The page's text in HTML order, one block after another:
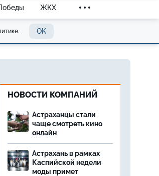
ЖКХ
OK
НОВОСТИ КОМПАНИЙ
Астраханцы стали
чаще смотреть кино
онлайн
Астрахань в рамках
Каспийской недели
моды примет